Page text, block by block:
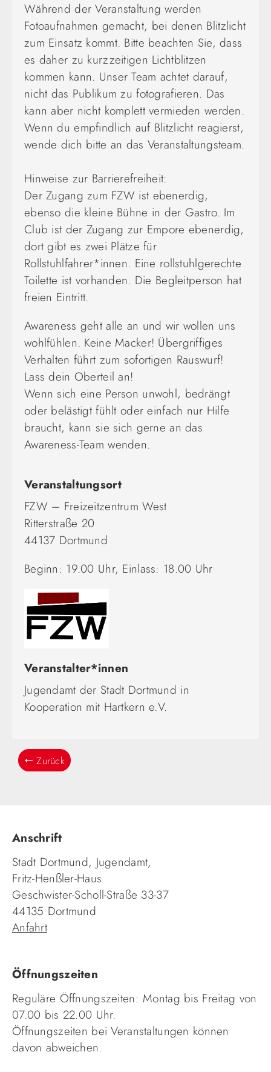
Während der Veranstaltung werden
Fotoaufnahmen gemacht, bei denen Blitzlicht
zum Einsatz kommt. Bitte beachten Sie, dass
es daher zu kurzzeitigen Lichtblitzen
kommen kann. Unser Team achtet darauf,
nicht das Publikum zu fotografieren. Das
kann aber nicht komplett vermieden werden.
Wenn du empfindlich auf Blitzlicht reagierst,
wende dich bitte an das Veranstaltungsteam.
Hinweise zur Barrierefreiheit:
Der Zugang zum FZW ist ebenerdig,
ebenso die kleine Bühne in der Gastro. Im
Club ist der Zugang zur Empore ebenerdig,
dort gibt es zwei Plätze für
Rollstuhlfahrer*innen. Eine rollstuhlgerechte
Toilette ist vorhanden. Die Begleitperson hat
freien Eintritt.
Awareness geht alle an und wir wollen uns
wohlfühlen. Keine Macker! Übergriffiges
Verhalten führt zum sofortigen Rauswurf!
Lass dein Oberteil an!
Wenn sich eine Person unwohl, bedrängt
oder belästigt fühlt oder einfach nur Hilfe
braucht, kann sie sich gerne an das
Awareness-Team wenden.
Veranstaltungsort
FZW – Freizeitzentrum West
Ritterstraße 20
44137 Dortmund
Beginn: 19.00 Uhr, Einlass: 18.00 Uhr
Veranstalter*innen
Jugendamt der Stadt Dortmund in
Kooperation mit Hartkern e.V.
Zurück
Anschrift
Stadt Dortmund, Jugendamt,
Fritz-Henßler-Haus
Geschwister-Scholl-Straße 33-37
44135 Dortmund
Anfahrt
Öffnungszeiten
Reguläre Öffnungszeiten: Montag bis Freitag von
07.00 bis 22.00 Uhr.
Öffnungszeiten bei Veranstaltungen können
davon abweichen.